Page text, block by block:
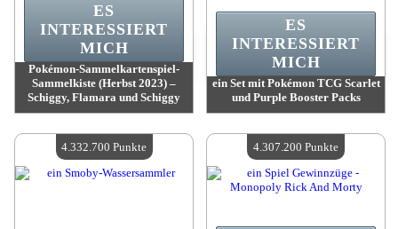
Pokémon-Sammelkartenspiel-
Sammelkiste (Herbst 2023) –
Schiggy, Flamara und Schiggy
Verfügbare Menge:4
ES
INTERESSIERT
MICH
ein Set mit Pokémon TCG Scarlet
und Purple Booster Packs
Verfügbare Menge:4
ES
INTERESSIERT
MICH
4.332.700 Punkte 4.307.200 Punkte